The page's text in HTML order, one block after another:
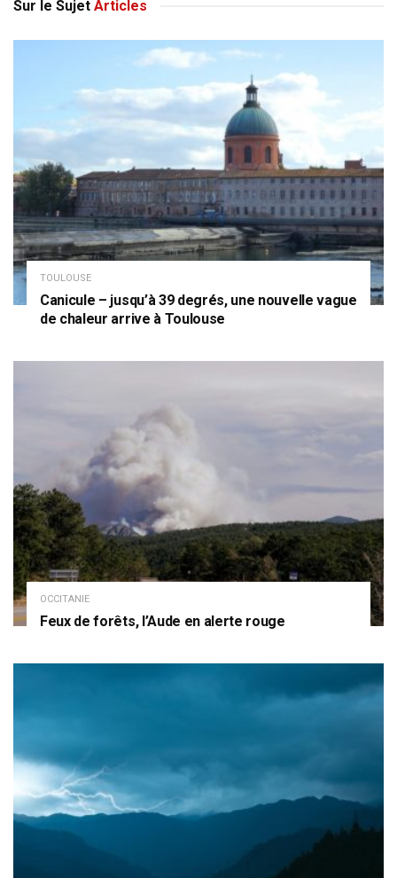
Sur le Sujet Articles
TOULOUSE
Canicule – jusqu’à 39 degrés, une nouvelle vague
de chaleur arrive à Toulouse
OCCITANIE
Feux de forêts, l’Aude en alerte rouge